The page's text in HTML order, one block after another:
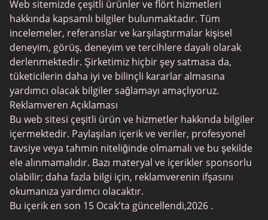
Yetişkin Tarihleme Siteleri
Lezbiyen Tarihleme
Oyun Tarihleme
Kıdemli Tarihleme Siteleri
SilverDaddies
Chat Avenue
Mingle2
SwingLifestyle
Feabie
Chatib
Web sitemizde çeşitli ürünler ve flört hizmetleri
hakkında kapsamlı bilgiler bulunmaktadır. Tüm
incelemeler, referanslar ve karşılaştırmalar kişisel
deneyim, görüş, deneyim ve tercihlere dayalı olarak
derlenmektedir. Şirketimiz hiçbir şey satmasa da,
tüketicilerin daha iyi ve bilinçli kararlar almasına
yardımcı olacak bilgiler sağlamayı amaçlıyoruz.
Reklamveren Açıklaması
Bu web sitesi çeşitli ürün ve hizmetler hakkında bilgiler
içermektedir. Paylaşılan içerik ve veriler, profesyonel
tavsiye veya tahmin niteliğinde olmamalı ve bu şekilde
ele alınmamalıdır. Bazı materyal ve içerikler sponsorlu
olabilir; daha fazla bilgi için, reklamverenin ifşasını
okumanıza yardımcı olacaktır.
Bu içerik en son 15 Ocak'ta güncellendi,2026 .